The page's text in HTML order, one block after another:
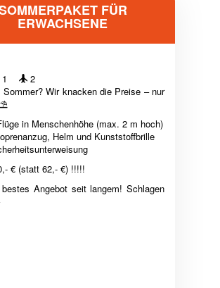
FÜR
ERWACHSENE
1
2
Wir knacken die Preise – nur
⛱
in Menschenhöhe (max. 2 m hoch)
Helm und Kunststoffbrille
€ (statt 62,- €) !!!!!
Angebot seit langem! Schlagen